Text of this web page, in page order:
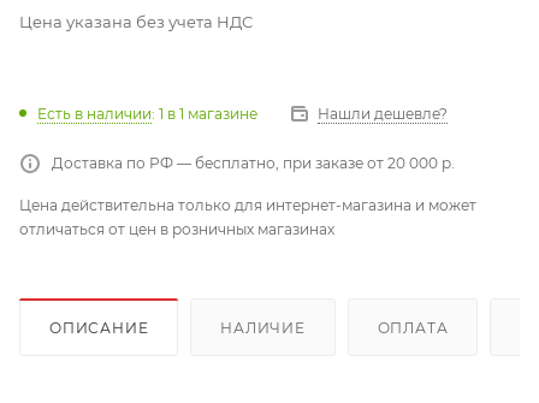
Цена указана без учета НДС
Есть в наличии: 1 в 1 магазине Нашли дешевле?
Доставка по РФ — бесплатно, при заказе от 20 000 р.
Цена действительна только для интернет-магазина и может
отличаться от цен в розничных магазинах
ОПИСАНИЕ НАЛИЧИЕ ОПЛАТА